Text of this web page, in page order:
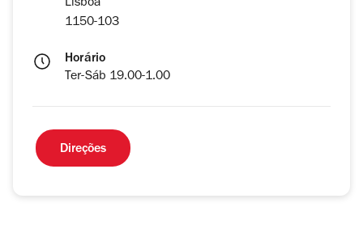
Lisboa
1150-103
Horário
Ter-Sáb 19.00-1.00
Direções